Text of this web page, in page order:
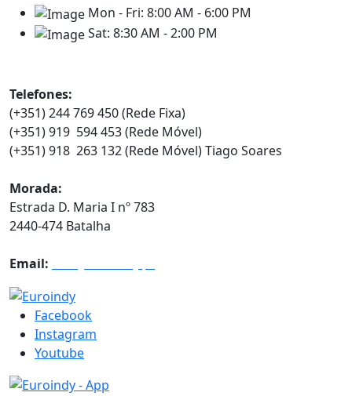
Mon - Fri: 8:00 AM - 6:00 PM
Sat: 8:30 AM - 2:00 PM
Telefones:
(+351) 244 769 450 (Rede Fixa)
(+351) 919 594 453 (Rede Móvel)
(+351) 918 263 132 (Rede Móvel) Tiago Soares
Morada:
Estrada D. Maria I nº 783
2440-474 Batalha
Email:
Facebook
Instagram
Youtube